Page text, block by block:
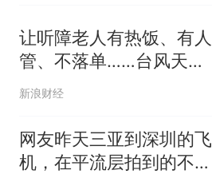
让听障老人有热饭、有人
管、不落单……台风天
里，嘉定为特殊群体支起
新浪财经
网友昨天三亚到深圳的飞
机，在平流层拍到的不明